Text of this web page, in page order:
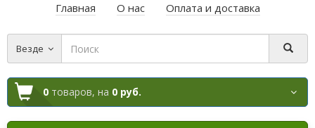
Главная О нас Оплата и доставка
Везде
0 товаров, на 0 руб.